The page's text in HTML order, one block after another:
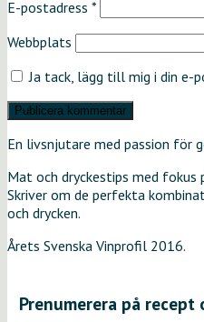
E-postadress *
Webbplats
Ja tack, lägg till mig i din e-
En livsnjutare med passion för
Mat och dryckestips med
Skriver om de perfekta
och drycken.
Årets Svenska Vinprofil 2016.
Prenumerera på